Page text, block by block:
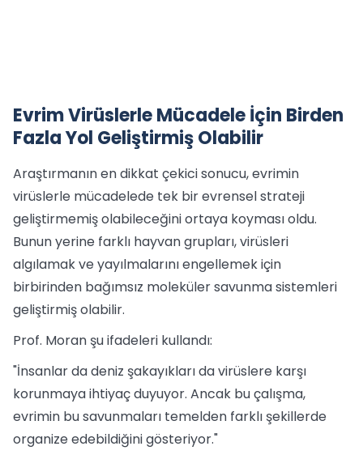
Evrim Virüslerle Mücadele İçin Birden
Fazla Yol Geliştirmiş Olabilir
Araştırmanın en dikkat çekici sonucu, evrimin
virüslerle mücadelede tek bir evrensel strateji
geliştirmemiş olabileceğini ortaya koyması oldu.
Bunun yerine farklı hayvan grupları, virüsleri
algılamak ve yayılmalarını engellemek için
birbirinden bağımsız moleküler savunma sistemleri
geliştirmiş olabilir.
Prof. Moran şu ifadeleri kullandı:
"İnsanlar da deniz şakayıkları da virüslere karşı
korunmaya ihtiyaç duyuyor. Ancak bu çalışma,
evrimin bu savunmaları temelden farklı şekillerde
organize edebildiğini gösteriyor."